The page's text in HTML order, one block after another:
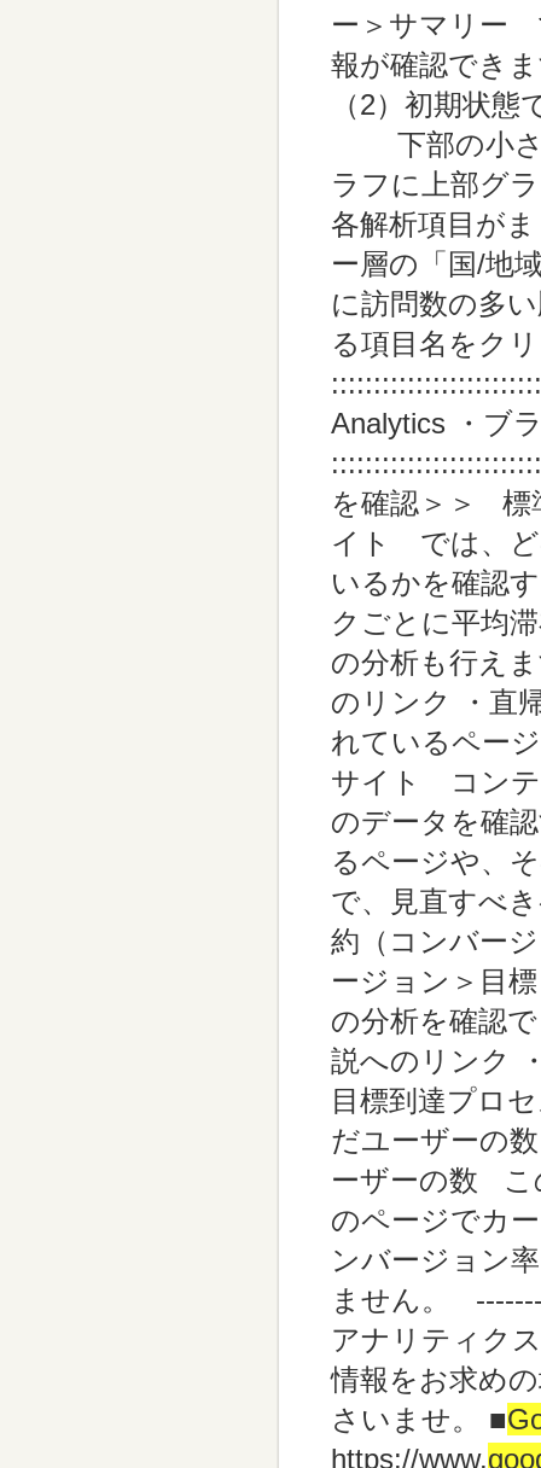
ー＞サマリー
報が確認でき
（2）初期状
下部の小さ
ラフに上部グ
各解析項目
ー層の「国/地
に訪問数の多
る項目名をク
Analytics ・ブ
を確認＞＞ 標
イト では、ど
いるかを確認
クごとに平均
の分析も行え
のリンク ・直
れているペー
サイト コンテ
のデータを確
るページや、
で、見直すべ
約（コンバー
ージョン＞目
の分析を確認
説へのリンク
目標到達プロ
だユーザーの
ーザーの数 こ
のページでカ
ンバージョン
ません。
アナリティク
情報をお求め
さいませ。 ■
https://www.